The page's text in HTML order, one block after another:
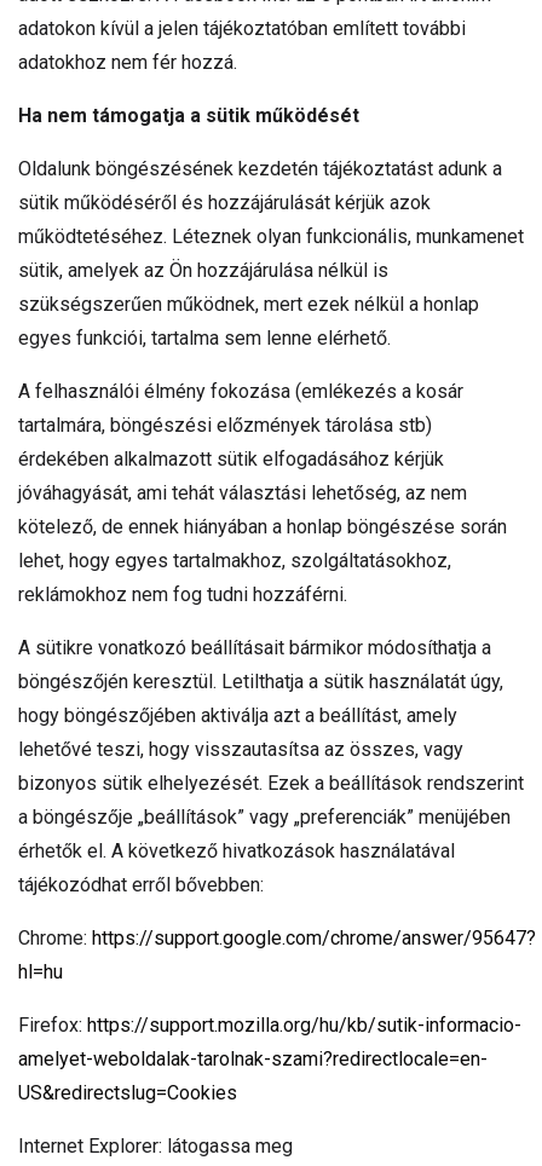
adatokon kívül a jelen tájékoztatóban említett további
adatokhoz nem fér hozzá.
Ha nem támogatja a sütik működését
Oldalunk böngészésének kezdetén tájékoztatást adunk a
sütik működéséről és hozzájárulását kérjük azok
működtetéséhez. Léteznek olyan funkcionális, munkamenet
sütik, amelyek az Ön hozzájárulása nélkül is
szükségszerűen működnek, mert ezek nélkül a honlap
egyes funkciói, tartalma sem lenne elérhető.
A felhasználói élmény fokozása (emlékezés a kosár
tartalmára, böngészési előzmények tárolása stb)
érdekében alkalmazott sütik elfogadásához kérjük
jóváhagyását, ami tehát választási lehetőség, az nem
kötelező, de ennek hiányában a honlap böngészése során
lehet, hogy egyes tartalmakhoz, szolgáltatásokhoz,
reklámokhoz nem fog tudni hozzáférni.
A sütikre vonatkozó beállításait bármikor módosíthatja a
böngészőjén keresztül. Letilthatja a sütik használatát úgy,
hogy böngészőjében aktiválja azt a beállítást, amely
lehetővé teszi, hogy visszautasítsa az összes, vagy
bizonyos sütik elhelyezését. Ezek a beállítások rendszerint
a böngészője „beállítások” vagy „preferenciák” menüjében
érhetők el. A következő hivatkozások használatával
tájékozódhat erről bővebben:
Chrome: https://support.google.com/chrome/answer/95647?
hl=hu
Firefox: https://support.mozilla.org/hu/kb/sutik-informacio-
amelyet-weboldalak-tarolnak-szami?redirectlocale=en-
US&redirectslug=Cookies
Internet Explorer: látogassa meg